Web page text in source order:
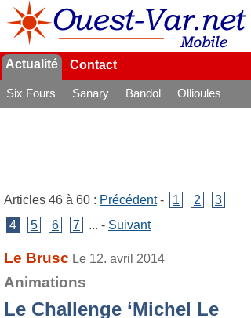
Actualité Contact
Six Fours Sanary Bandol
Ollioules
Articles 46 à 60 : Précédent- 1 2
3
4
5 6 7 ... - Suivant
Le Brusc Le 12. avril 2014
Animations
Le Challenge ‘Michel Le